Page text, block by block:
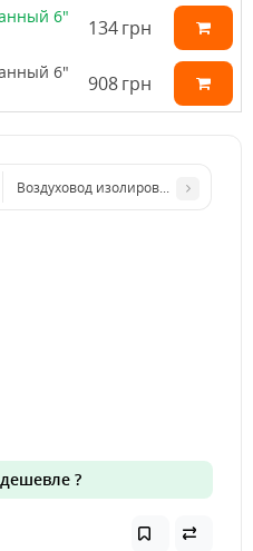
6"
134грн
6"
908грн
5"(125мм)\7.6м
Воздуховод изолированный
?